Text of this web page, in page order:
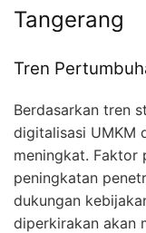
Tangerang
Tren
Berdasarkan tren
digitalisasi UMKM
meningkat. Faktor
peningkatan
dukungan
diperkirakan akan